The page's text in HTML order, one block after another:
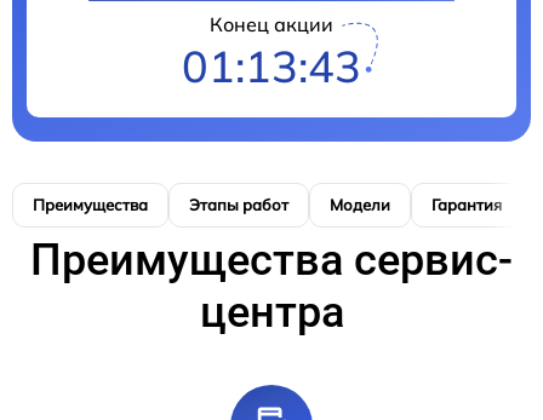
Конец акции
01:13:42
Преимущества Этапы работ Модели Гарантия
Преимущества сервис-
центра